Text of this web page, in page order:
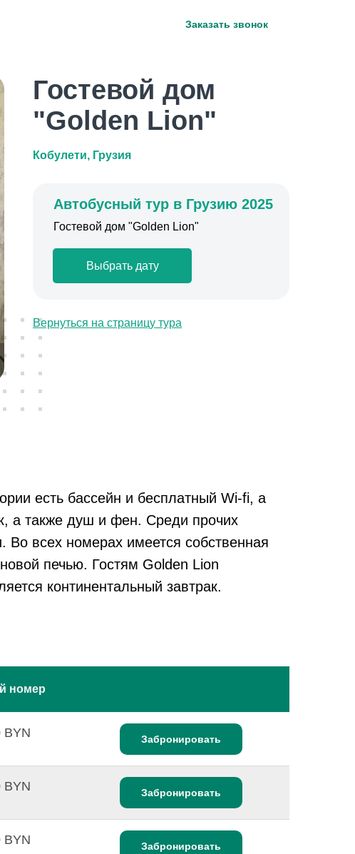
Заказать звонок
Кобулети, Грузия
Гостевой дом
"Golden Lion"
Автобусный тур в Грузию 2025
Гостевой дом "Golden Lion"
Выбрать дату
Вернуться на страницу тура
есть бассейн и бесплатный Wi-fi, а
а также душ и фен. Среди прочих
всех номерах имеется собственная
печью. Гостям Golden Lion
континентальный завтрак.
номер
BYN Забронировать
BYN Забронировать
BYN Забронировать